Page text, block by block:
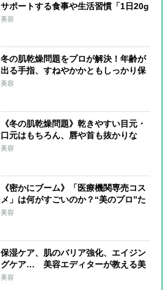
サポートする食事や生活習慣「1日20g
の油脂を」「外出時はマスクで保湿」
美容
冬の肌乾燥問題をプロが解決！年齢が
出る手指、すねやかかともしっかり保
湿「調理中はこまめに手を拭く」のも
美容
《冬の肌乾燥問題》乾きやすい目元・
口元はもちろん、唇や首も抜かりな
く！ブースターを活用、ドラッグスト
美容
《密かにブーム》「医療機関専売コス
メ」は何がすごいのか？“美のプロ”た
ちが選んだ逸品とその理由
美容
保湿ケア、肌のバリア強化、エイジン
グケア… 美容エディターが教える美
肌にマストな「美容成分」は？
美容